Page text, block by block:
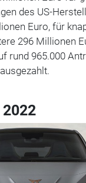
des US-
Euro, für
296 Millionen
rund 965.000